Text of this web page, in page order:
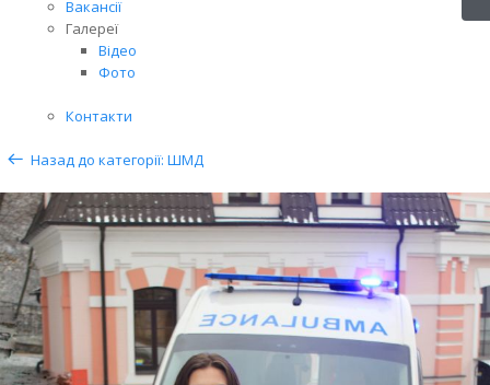
Вакансії
Галереї
Відео
Фото
Контакти
Назад до категорії: ШМД